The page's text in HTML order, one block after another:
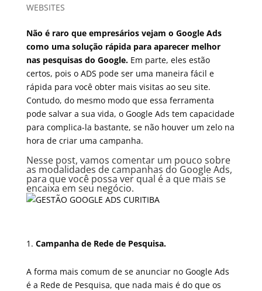
WEBSITES
Não é raro que empresários vejam o Google Ads
como uma solução rápida para aparecer melhor
nas pesquisas do Google.Em parte, eles estão
certos, pois o ADS pode ser uma maneira fácil e
rápida para você obter mais visitas ao seu site.
Contudo, do mesmo modo que essa ferramenta
pode salvar a sua vida, o Google Ads tem capacidade
para complica-la bastante, se não houver um zelo na
hora de criar uma campanha.
Nesse post, vamos comentar um pouco sobre
as modalidades de campanhas do Google Ads,
para que você possa ver qual é a que mais se
encaixa em seu negócio.
Campanha de Rede de Pesquisa.
A forma mais comum de se anunciar no Google Ads
é a Rede de Pesquisa, que nada mais é do que os